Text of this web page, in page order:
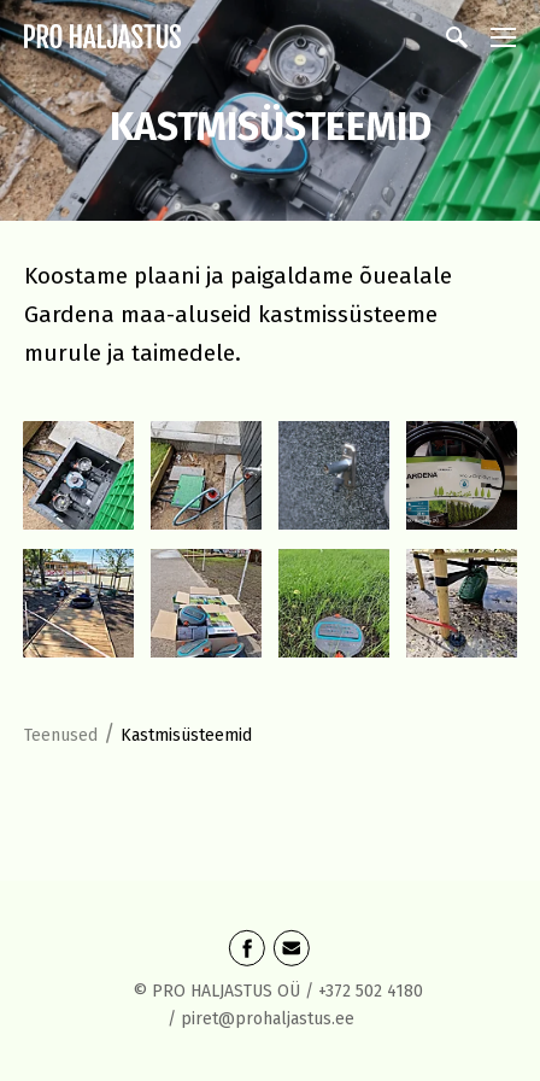
KASTMISÜSTEEMID
Koostame plaani ja paigaldame õuealale
Gardena maa-aluseid kastmissüsteeme
murule ja taimedele.
Teenused / Kastmisüsteemid
© PRO HALJASTUS OÜ / +372 502 4180
/ piret@prohaljastus.ee